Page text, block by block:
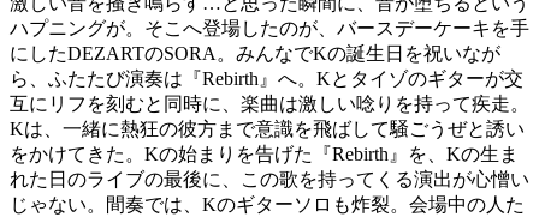
ハプニングが。そこへ登場したのが、バースデーケーキを手
にしたDEZARTのSORA 。みんなでKの誕生日を祝いなが
ら、ふたたび演奏は『Rebirth 』へ。 Kとタイゾのギターが交
互にリフを刻むと同時に、楽曲は激しい唸りを持って疾走。
Kは、一緒に熱狂の彼方まで意識を飛ばして騒ごうぜと誘い
をかけてきた。 Kの始まりを告げた『Rebirth 』を、 Kの生ま
れた日のライブの最後に
、この歌を持ってくる演出が心憎い
じゃない。間奏では、 Kのギターソロも炸裂。会場中の人た